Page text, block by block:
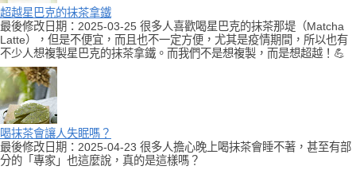
超越星巴克的抹茶拿鐵
最後修改日期：2025-03-25 很多人喜歡喝星巴克的抹茶那堤（Matcha
Latte），但是不便宜，而且也不一定方便，尤其是疫情期間，所以也有
不少人想複製星巴克的抹茶拿鐵。而我們不是想複製，而是想超越！💪
喝抹茶會讓人失眠嗎？
最後修改日期：2025-04-23 很多人擔心晚上喝抹茶會睡不著，甚至有部
分的「專家」也這麼說，真的是這樣嗎？